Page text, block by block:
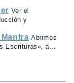
Ver el
y
Abrimos
Escrituras», a...